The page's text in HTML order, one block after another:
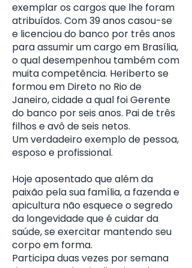
exemplar os cargos que lhe foram
atribuídos. Com 39 anos casou-se
e licenciou do banco por três anos
para assumir um cargo em Brasília,
o qual desempenhou também com
muita competência. Heriberto se
formou em Direto no Rio de
Janeiro, cidade a qual foi Gerente
do banco por seis anos. Pai de três
filhos e avô de seis netos.
Um verdadeiro exemplo de pessoa,
esposo e profissional.
Hoje aposentado que além da
paixão pela sua família, a fazenda e
apicultura não esquece o segredo
da longevidade que é cuidar da
saúde, se exercitar mantendo seu
corpo em forma.
Participa duas vezes por semana